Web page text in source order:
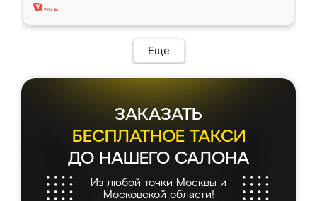
Еще
ЗАКАЗАТЬ
БЕСПЛАТНОЕ ТАКСИ
ДО НАШЕГО САЛОНА
Из любой точки Москвы и
Московской области!